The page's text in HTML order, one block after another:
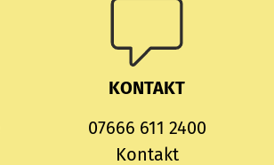
KONTAKT
07666 611 2400
Kontakt